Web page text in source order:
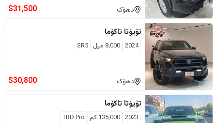
دهۆک $31,500
تۆیۆتا تاکۆما
2024
8,000 ميل SR5
دهۆک $30,800
تۆیۆتا تاکۆما
2023
135,000 كم TRD Pro